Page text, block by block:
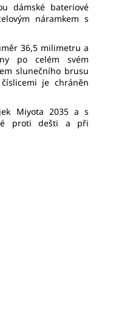
dámské bateriové
náramkem s
36,5 milimetru a
po celém svém
slunečního brusu
je chráněn
Miyota 2035 a s
proti dešti a při